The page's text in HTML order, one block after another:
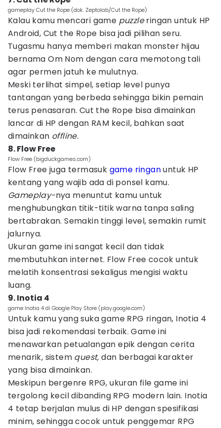
gameplay Cut the Rope (dok. Zeptolab/Cut the Rope)
Kalau kamu mencari game puzzleringan untuk HP
Android, Cut the Rope bisa jadi pilihan seru.
Tugasmu hanya memberi makan monster hijau
bernama Om Nom dengan cara memotong tali
agar permen jatuh ke mulutnya.
Meski terlihat simpel, setiap level punya
tantangan yang berbeda sehingga bikin pemain
terus penasaran. Cut the Rope bisa dimainkan
lancar di HP dengan RAM kecil, bahkan saat
dimainkan offline.
8. Flow Free
Flow Free (bigduckgames.com)
Flow Free juga termasuk game ringanuntuk HP
kentang yang wajib ada di ponsel kamu.
Gameplay-nya menuntut kamu untuk
menghubungkan titik-titik warna tanpa saling
bertabrakan. Semakin tinggi level, semakin rumit
jalurnya.
Ukuran game ini sangat kecil dan tidak
membutuhkan internet. Flow Free cocok untuk
melatih konsentrasi sekaligus mengisi waktu
luang.
9. Inotia 4
game Inotia 4 di Google Play Store (play.google.com)
Untuk kamu yang suka game RPG ringan, Inotia 4
bisa jadi rekomendasi terbaik. Game ini
menawarkan petualangan epik dengan cerita
menarik, sistem quest,dan berbagai karakter
yang bisa dimainkan.
Meskipun bergenre RPG, ukuran file game ini
tergolong kecil dibanding RPG modern lain. Inotia
4 tetap berjalan mulus di HP dengan spesifikasi
minim, sehingga cocok untuk penggemar RPG